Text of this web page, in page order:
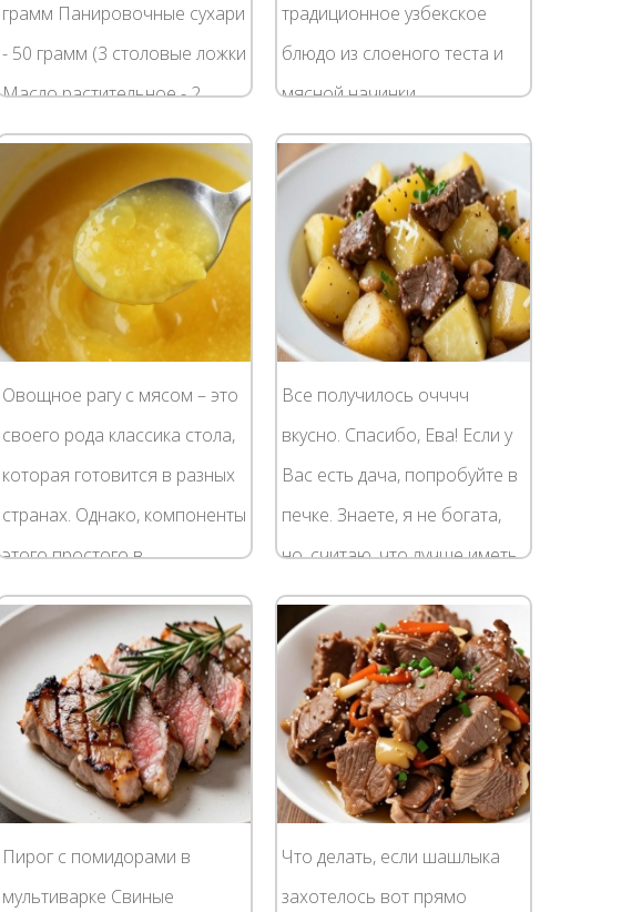
грамм Панировочные сухари
- 50 грамм (3 столовые ложки
Масло растительное - 2
столовые ложки Соль, перец
- по вкусу Как жарить филе
кролика...
традиционное узбекское
блюдо из слоеного теста и
мясной начинки.
Распространено оно в
странах Средней Азии, где
без национальных пирожков
не...
Овощное рагу с мясом – это
своего рода классика стола,
которая готовится в разных
странах. Однако, компоненты
этого простого в
приготовлении блюда
разнятся в зависимости от
региона и поры года....
Все получилось очччч
вкусно. Спасибо, Ева! Если у
Вас есть дача, попробуйте в
печке. Знаете, я не богата,
но, считаю, что лучше иметь
лишнее, чем необходимое. Я
часто ем хлеб с кефиром
или...
Пирог с помидорами в
мультиварке Свиные
Что делать, если шашлыка
захотелось вот прямо